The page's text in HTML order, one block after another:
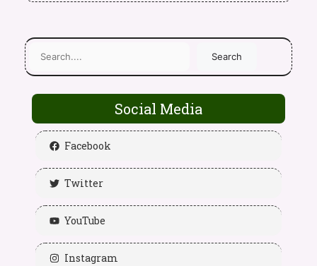
Search
Social Media
Facebook
Twitter
YouTube
Instagram